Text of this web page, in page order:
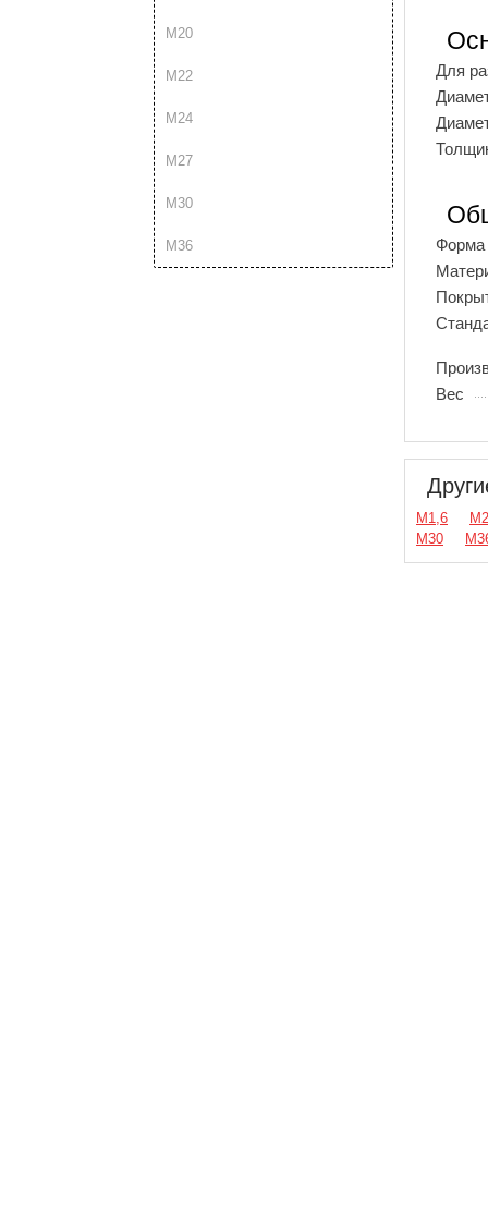
М20
М22
М24
М27
М30
М36
Для
Вес
М1,6
М2
М30